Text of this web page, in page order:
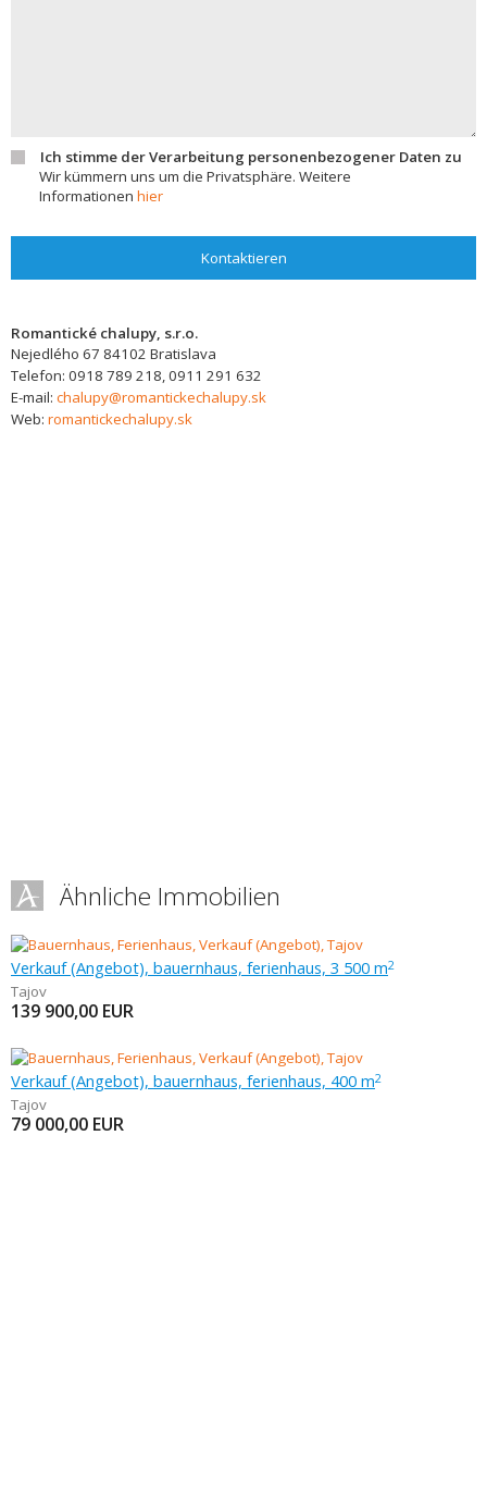
Ich stimme der Verarbeitung personenbezogener Daten zu
Wir kümmern uns um die Privatsphäre. Weitere
Informationen hier
Kontaktieren
Romantické chalupy, s.r.o.
Nejedlého 67 84102 Bratislava
Telefon: 0918 789 218, 0911 291 632
E-mail: chalupy@romantickechalupy.sk
Web: romantickechalupy.sk
Ähnliche Immobilien
Verkauf (Angebot), bauernhaus, ferienhaus, 3 500 m2
Tajov
139 900,00 EUR
Verkauf (Angebot), bauernhaus, ferienhaus, 400 m2
Tajov
79 000,00 EUR